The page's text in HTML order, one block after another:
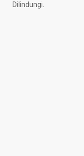
Dilindungi.